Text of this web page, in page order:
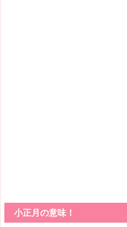
小正月の意味！